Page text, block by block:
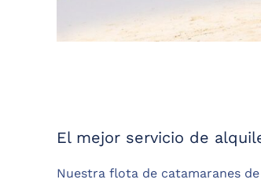
El mejor servicio de
Nuestra flota de catamaranes